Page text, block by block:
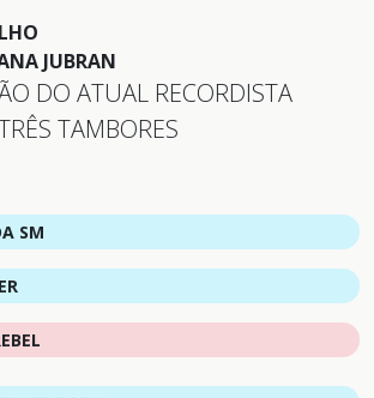
JUBRAN
DO ATUAL RECORDISTA
TAMBORES
SM